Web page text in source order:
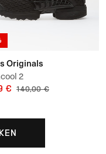
Originals
2
€ 140,00 €